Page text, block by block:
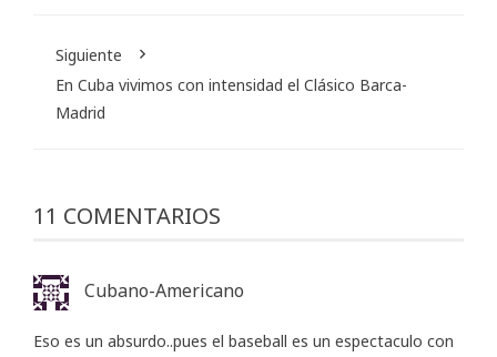
Siguiente
En Cuba vivimos con intensidad el Clásico Barca-
Madrid
11 COMENTARIOS
Cubano-Americano
Eso es un absurdo..pues el baseball es un espectaculo con